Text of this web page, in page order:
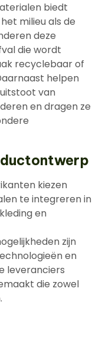
biedt
milieu als de
deze
die wordt
recyclebaar of
helpen
van
en dragen ze
kiezen
te integreren in
en
zijn
en
leveranciers
die zowel